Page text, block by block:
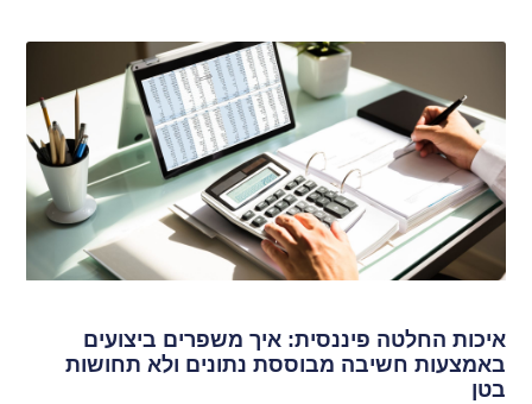
איכות החלטה פיננסית: איך משפרים ביצועים
באמצעות חשיבה מבוססת נתונים ולא תחושות
בטן